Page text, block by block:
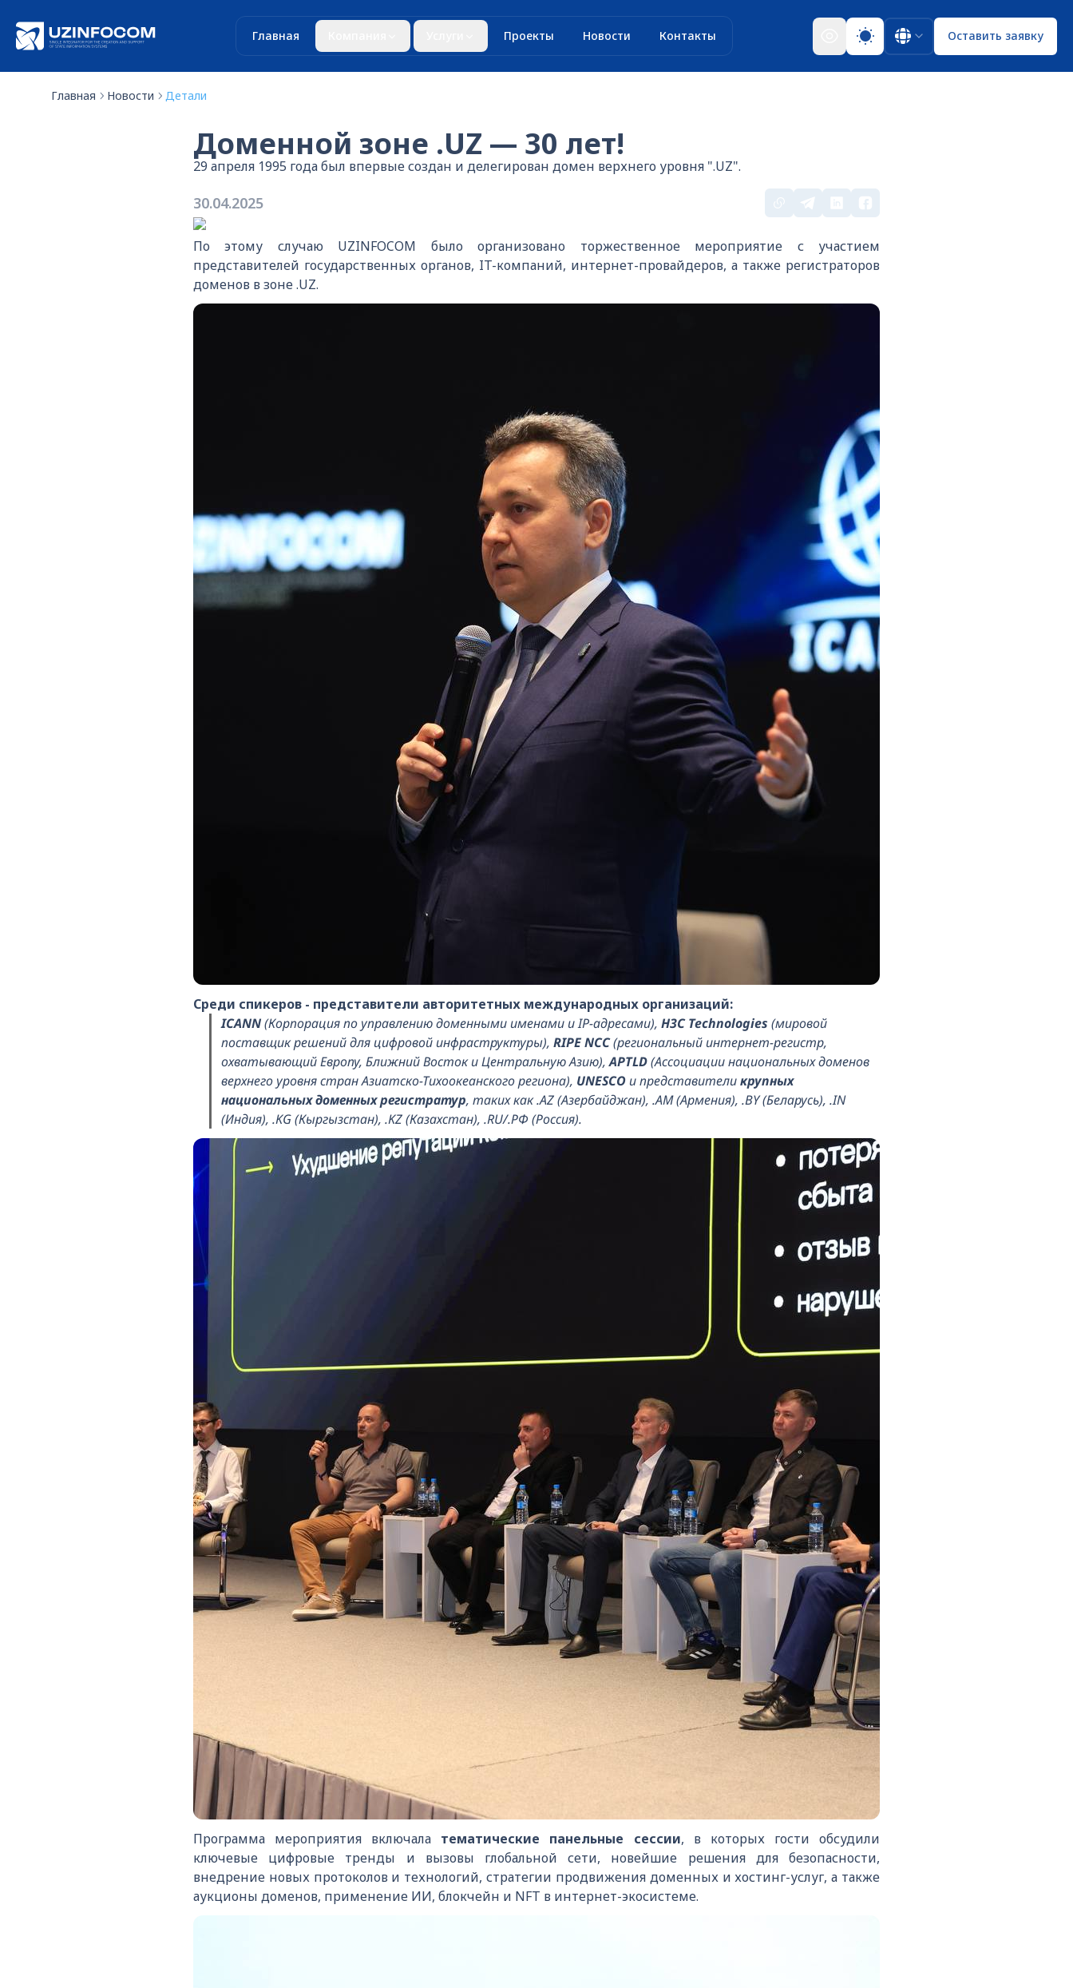
Главная Проекты Новости Контакты Оставить заявку
Главная Новости Детали
Доменной зоне .UZ — 30 лет!
29 апреля 1995 года был впервые создан и делегирован домен верхнего уровня ".UZ".
30.04.2025
По этому случаю UZINFOCOM было организовано торжественное мероприятие с участием
представителей государственных органов, IT-компаний, интернет-провайдеров, а также регистраторов
доменов в зоне .UZ.
Среди спикеров - представители авторитетных международных организаций:
ICANN(Корпорация по управлению доменными именами и IP-адресами), H3C Technologies (мировой
поставщик решений для цифровой инфраструктуры), RIPE NCC(региональный интернет-регистр,
охватывающий Европу, Ближний Восток и Центральную Азию),APTLD(Ассоциации национальных доменов
верхнего уровня стран Азиатско-Тихоокеанского региона), UNESCO и представителикрупных
национальных доменных регистратур, таких как .AZ (Азербайджан), .AM (Армения), .BY (Беларусь), .IN
(Индия), .KG (Кыргызстан), .KZ (Казахстан), .RU/.РФ (Россия).
Программа мероприятия включала тематические панельные сессии, в которых гости обсудили
ключевые цифровые тренды и вызовы глобальной сети, новейшие решения для безопасности,
внедрение новых протоколов и технологий, стратегии продвижения доменных и хостинг-услуг, а также
аукционы доменов, применение ИИ, блокчейн и NFT в интернет-экосистеме.